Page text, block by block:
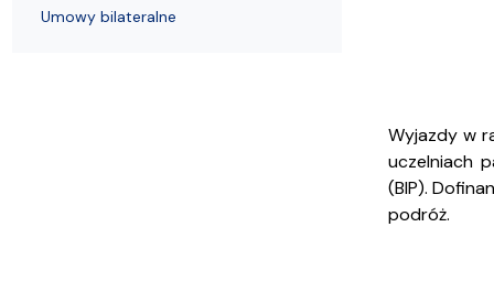
Wyjazdy w
uczelniach
(BIP).
podróż.
Umowy bilateralne